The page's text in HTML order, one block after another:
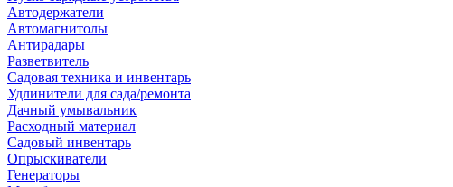
Автодержатели
Автомагнитолы
Антирадары
Разветвитель
Садовая техника и инвентарь
Удлинители для сада/ремонта
Дачный умывальник
Расходный материал
Садовый инвентарь
Опрыскиватели
Генераторы